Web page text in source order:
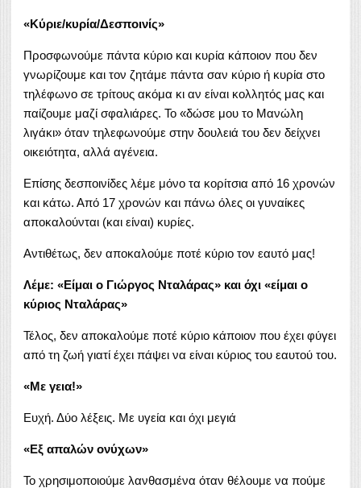
«Κύριε/κυρία/Δεσποινίς»
Προσφωνούμε πάντα κύριο και κυρία κάποιον που δεν
γνωρίζουμε και τον ζητάμε πάντα σαν κύριο ή κυρία στο
τηλέφωνο σε τρίτους ακόμα κι αν είναι κολλητός μας και
παίζουμε μαζί σφαλιάρες. Το «δώσε μου το Μανώλη
λιγάκι» όταν τηλεφωνούμε στην δουλειά του δεν δείχνει
οικειότητα, αλλά αγένεια.
Επίσης δεσποινίδες λέμε μόνο τα κορίτσια από 16 χρονών
και κάτω. Από 17 χρονών και πάνω όλες οι γυναίκες
αποκαλούνται (και είναι) κυρίες.
Αντιθέτως, δεν αποκαλούμε ποτέ κύριο τον εαυτό μας!
Λέμε: «Είμαι ο Γιώργος Νταλάρας» και όχι «είμαι ο
κύριος Νταλάρας»
Τέλος, δεν αποκαλούμε ποτέ κύριο κάποιον που έχει φύγει
από τη ζωή γιατί έχει πάψει να είναι κύριος του εαυτού του.
«Με γεια!»
Ευχή. Δύο λέξεις. Με υγεία και όχι μεγιά
«Εξ απαλών ονύχων»
Το χρησιμοποιούμε λανθασμένα όταν θέλουμε να πούμε